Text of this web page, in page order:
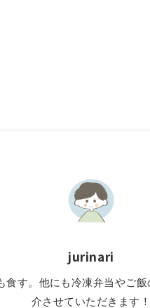
jurinari
す。他にも冷凍弁当やご
介させていただきます！